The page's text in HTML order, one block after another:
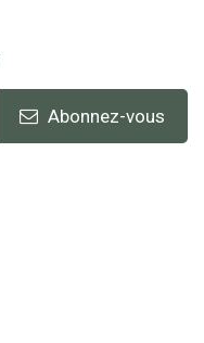
Abonnez-vous